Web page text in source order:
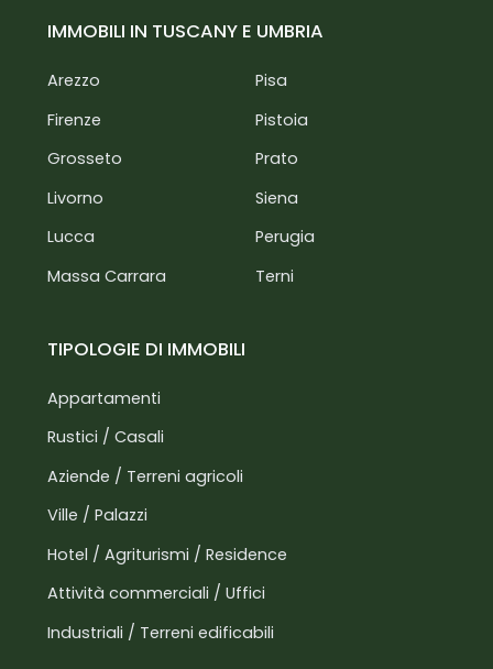
IMMOBILI IN TUSCANY E UMBRIA
Arezzo
Firenze
Grosseto
Livorno
Lucca
Massa Carrara
Pisa
Pistoia
Prato
Siena
Perugia
Terni
TIPOLOGIE DI IMMOBILI
Appartamenti
Rustici / Casali
Aziende / Terreni agricoli
Ville / Palazzi
Hotel / Agriturismi / Residence
Attività commerciali / Uffici
Industriali / Terreni edificabili